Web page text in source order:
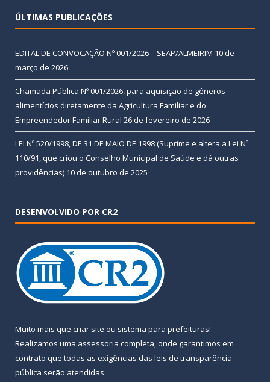
ÚLTIMAS PUBLICAÇÕES
EDITAL DE CONVOCAÇÃO Nº 001/2026 – SEAP/ALMEIRIM 10 de
março de 2026
Chamada Pública Nº 001/2026, para aquisição de gêneros
alimentícios diretamente da Agricultura Familiar e do
Empreendedor Familiar Rural 26 de fevereiro de 2026
LEI Nº 520/1998, DE 31 DE MAIO DE 1998 (Suprime e altera a Lei Nº
110/91, que criou o Conselho Municipal de Saúde e dá outras
providências) 10 de outubro de 2025
DESENVOLVIDO POR CR2
Muito mais que criar site ou sistema para prefeituras!
Realizamos uma assessoria completa, onde garantimos em
contrato que todas as exigências das leis de transparência
pública serão atendidas.